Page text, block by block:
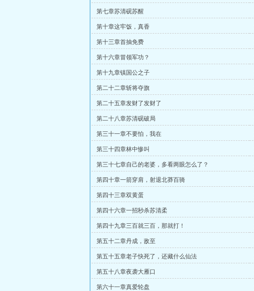
第七章苏清砚苏醒
第十章这牢饭，真香
第十三章首抽免费
第十六章冒领军功？
第十九章镇国公之子
第二十二章斩将夺旗
第二十五章发财了发财了
第二十八章苏清砚破局
第三十一章不要怕，我在
第三十四章林中惨叫
第三十七章自己的老婆，多看两眼怎么了？
第四十章一箭穿肩，射退北莽百骑
第四十三章双黄蛋
第四十六章一招秒杀苏清柔
第四十九章三百就三百，那就打！
第五十二章丹成，敌至
第五十五章老子快死了，还藏什么仙法
第五十八章夜袭大雁口
第六十一章真爱轮盘